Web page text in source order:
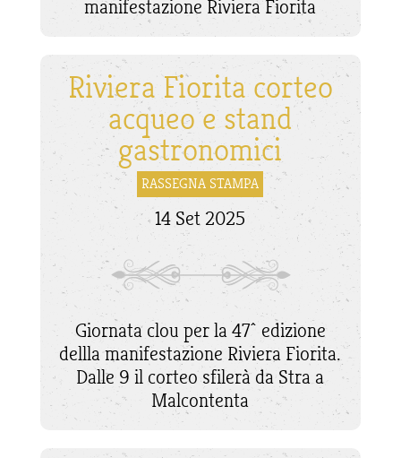
manifestazione Riviera Fiorita
Riviera Fiorita corteo
acqueo e stand
gastronomici
RASSEGNA STAMPA
14 Set 2025
Giornata clou per la 47^ edizione
dellla manifestazione Riviera Fiorita.
Dalle 9 il corteo sfilerà da Stra a
Malcontenta